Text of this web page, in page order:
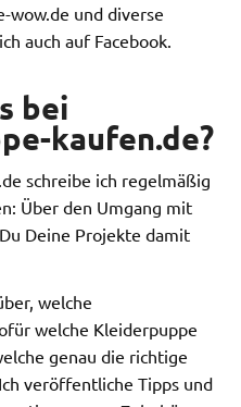
wow.de und diverse
auch auf Facebook.
bei
kaufen.de?
schreibe ich regelmäßig
Über den Umgang mit
Deine Projekte damit
welche
welche Kleiderpuppe
genau die richtige
veröffentliche Tipps und